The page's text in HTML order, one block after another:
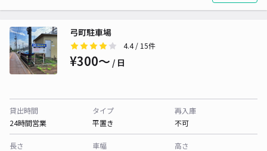
弓町駐車場
4.4/ 15件
¥300〜 / 日
貸出時間
24時間営業
タイプ
平置き
再入庫
不可
長さ
車幅
高さ